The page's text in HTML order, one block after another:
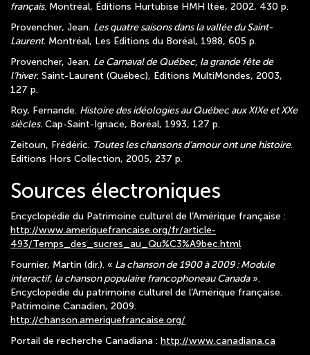
français. Montréal, Éditions Hurtubise HMH ltée, 2002, 430 p.
Provencher, Jean. Les quatre saisons dans la vallée du Saint-
Laurent. Montréal, Les Éditions du Boréal, 1988, 605 p.
Provencher, Jean. Le Carnaval de Québec, la grande fête de
l’hiver. Saint-Laurent (Québec), Éditions MultiMondes, 2003,
127 p.
Roy, Fernande. Histoire des idéologies au Québec aux XIXe et XXe
siècles. Cap-Saint-Ignace, Boréal, 1993, 127 p.
Zeitoun, Frédéric. Toutes les chansons d’amour ont une histoire.
Éditions Hors Collection, 2005, 237 p.
Sources électroniques
Encyclopédie du Patrimoine culturel de l’Amérique française :
http://www.ameriquefrancaise.org/fr/article-
493/Temps_des_sucres_au_Qu%C3%A9bec.html
Fournier, Martin (dir.). « La chanson de 1900 à 2009 : Module
interactif, la chanson populaire francophoneau Canada».
Encyclopédie du patrimoine culturel de l’Amérique française.
Patrimoine Canadien, 2009.
http://chanson.ameriquefrancaise.org/
Portail de recherche Canadiana : http://www.canadiana.ca